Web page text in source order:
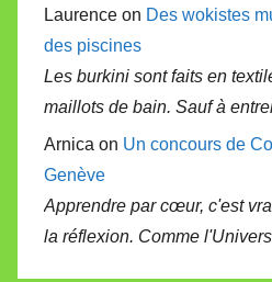
Laurence on Des wokistes
des piscines
Les burkini sont faits en
maillots de bain. Sauf à
Arnica on Un concours de
Genève
Apprendre par cœur, c'est
la réflexion. Comme